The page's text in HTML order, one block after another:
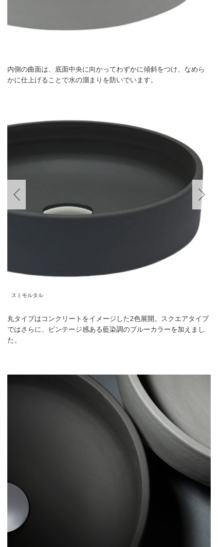
内側の曲面は、底面中央に向かってわずかに傾斜をつけ、なめら
かに仕上げることで水の溜まりを防いでいます。
スミモルタル
丸タイプはコンクリートをイメージした2⾊展開。スクエアタイプ
ではさらに、ビンテージ感ある藍染調のブルーカラーを加えまし
た。